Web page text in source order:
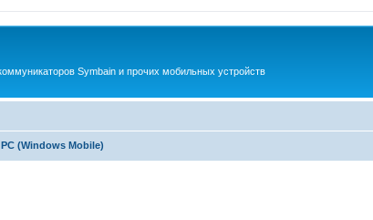
Symbain и прочих мобильных устройств
(Windows Mobile)